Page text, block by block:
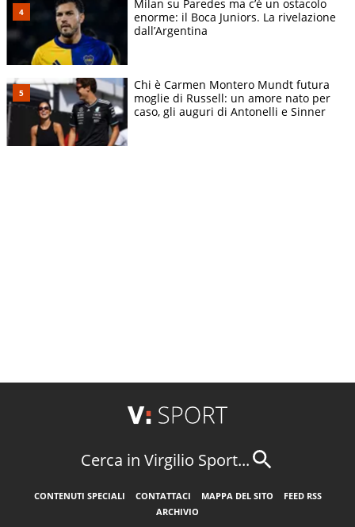
Milan su Paredes ma c’è un ostacolo
enorme: il Boca Juniors. La rivelazione
dall’Argentina
Chi è Carmen Montero Mundt futura
moglie di Russell: un amore nato per
caso, gli auguri di Antonelli e Sinner
Cerca in Virgilio Sport...
CONTENUTI SPECIALI CONTATTACI MAPPA DEL SITO
FEED RSS
ARCHIVIO